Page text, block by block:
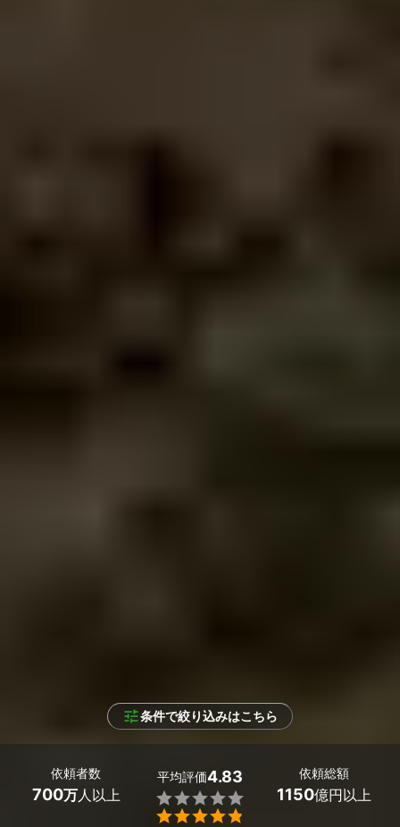
条件で絞り込みはこちら
依頼者数
700万人以上
平均評価4.83


依頼総額
1150億円以上